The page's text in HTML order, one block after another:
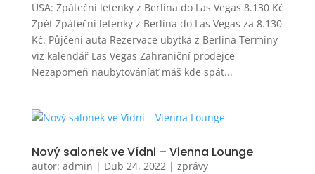
USA: Zpáteční letenky z Berlína do Las Vegas 8.130 Kč
Zpět Zpáteční letenky z Berlína do Las Vegas za 8.130
Kč. Půjčení auta Rezervace ubytka z Berlína Termíny
viz kalendář Las Vegas Zahraniční prodejce
Nezapomeň naubytováníať máš kde spát...
Nový salonek ve Vídni – Vienna Lounge
autor: admin | Dub 24, 2022| zprávy